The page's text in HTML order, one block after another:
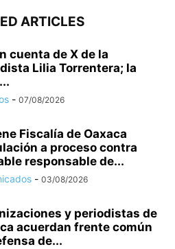
ARTICLES
cuenta de X de la
Lilia Torrentera; la
- 07/08/2026
Fiscalía de Oaxaca
a proceso contra
responsable de...
- 03/08/2026
y periodistas de
acuerdan frente común
de...